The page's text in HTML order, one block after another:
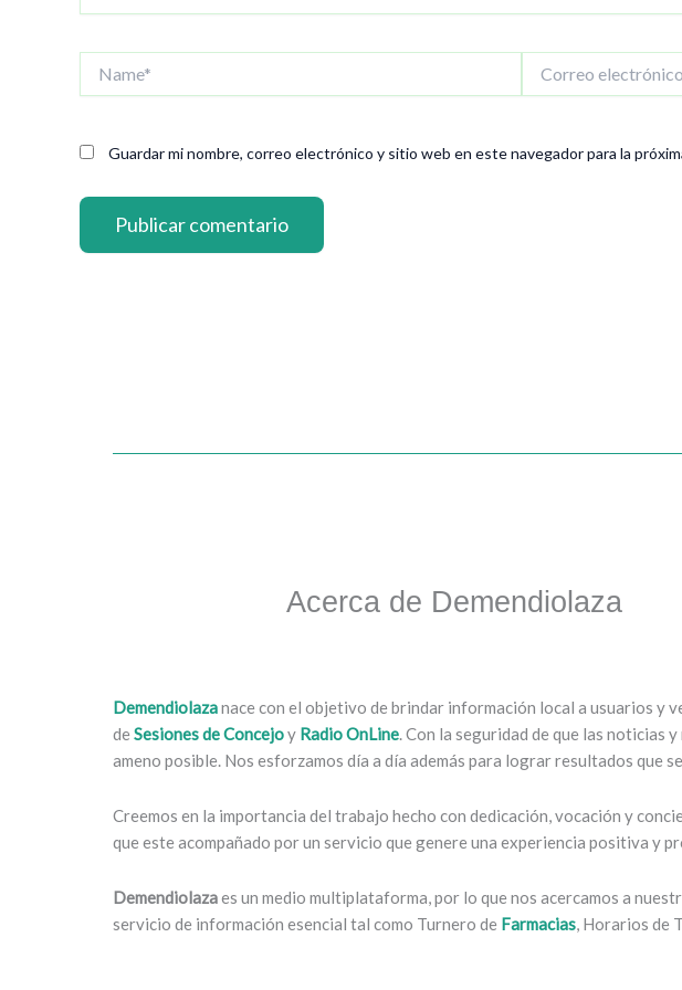
electrónico*
Guardar mi nombre, correo electrónico y sitio web en este navegador para la
Acerca de Demendiolaza
Demendiolazanace con el objetivo de brindar información local a usuarios y
de Sesiones de Concejoy Radio OnLine. Con la seguridad de que las noticias
ameno posible. Nos esforzamos día a día además para lograr resultados que
Creemos en la importancia del trabajo hecho con dedicación, vocación y
que este acompañado por un servicio que genere una experiencia positiva y
Demendiolazaes un medio multiplataforma, por lo que nos acercamos a
servicio de información esencial tal como Turnero de Farmacias, Horarios de